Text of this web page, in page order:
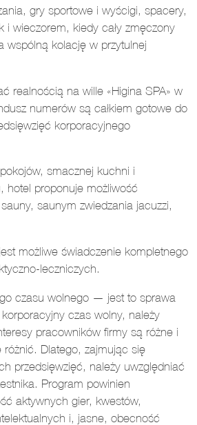
gry sportowe i wyścigi, spacery,
i wieczorem, kiedy cały zmęczony
wspólną kolację w przytulnej
realnością na wille «Higina SPA» w
numerów są całkiem gotowe do
korporacyjnego
smacznej kuchni i
hotel proponuje możliwość
saunym zwiedzania jacuzzi,
możliwe świadczenie kompletnego
leczniczych.
czasu wolnego — jest to sprawa
czas wolny, należy
pracowników firmy są różne i
różnić. Dlatego, zajmując się
przedsięwzięć, należy uwzględniać
Program powinien
aktywnych gier, kwestów,
i, jasne, obecność